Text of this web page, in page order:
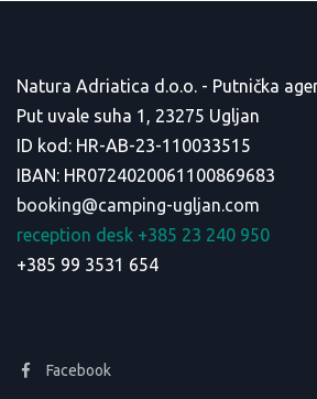
Natura Adriatica d.o.o. - Putnička
Put uvale suha 1, 23275 Ugljan
ID kod: HR-AB-23-110033515
IBAN: HR0724020061100869683
booking@camping-ugljan.com
reception desk +385 23 240 950
+385 99 3531 654
Facebook